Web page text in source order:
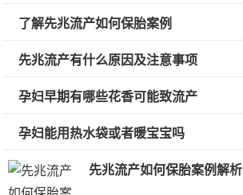
了解先兆流产如何保胎案例
先兆流产有什么原因及注意事项
孕妇早期有哪些花香可能致流产
孕妇能用热水袋或者暖宝宝吗
先兆流产如何保胎案例解析